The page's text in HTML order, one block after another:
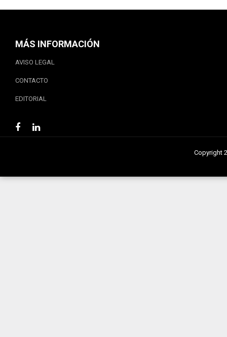
MÁS INFORMACIÓN
AVISO LEGAL
CONTACTO
EDITORIAL
Copyright